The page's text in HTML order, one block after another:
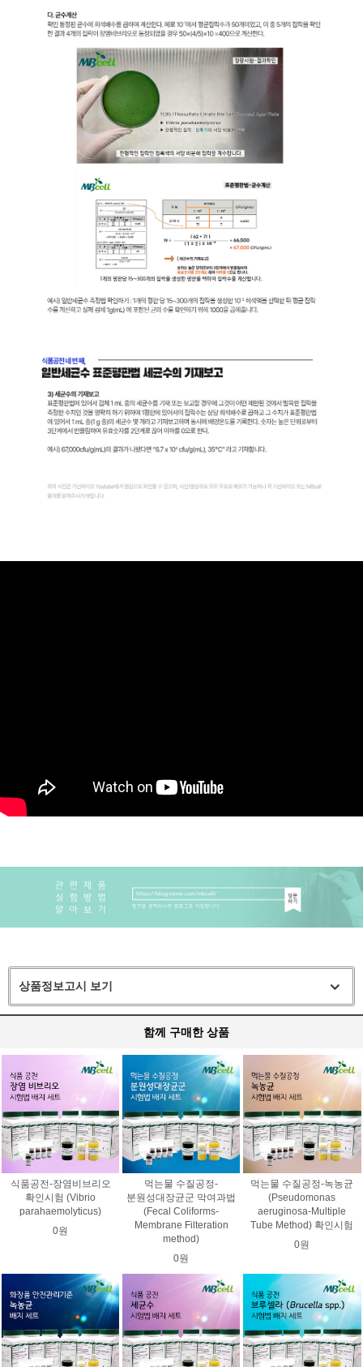
상품정보고시 보기
함께 구매한 상품
식품공전-장염비브리오
확인시험 (Vibrio
parahaemolyticus)
0원
먹는물 수질공정-
분원성대장균군 막여과법
(Fecal Coliforms-
Membrane Filteration
method)
0원
먹는물 수질공정-녹농균
(Pseudomonas
aeruginosa-Multiple
Tube Method) 확인시험
0원